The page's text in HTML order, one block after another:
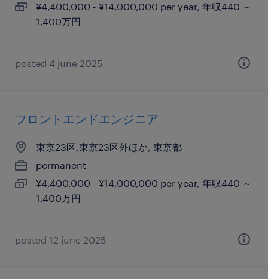
¥4,400,000 - ¥14,000,000 per year, 年収440 ～
1,400万円
posted 4 june 2025
フロントエンドエンジニア
東京23区,東京23区外ほか, 東京都
permanent
¥4,400,000 - ¥14,000,000 per year, 年収440 ～
1,400万円
posted 12 june 2025